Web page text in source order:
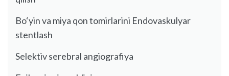
Bo‘yin va miya qon tomirlarini Endovaskulyar
stentlash
Selektiv serebral angiografiya